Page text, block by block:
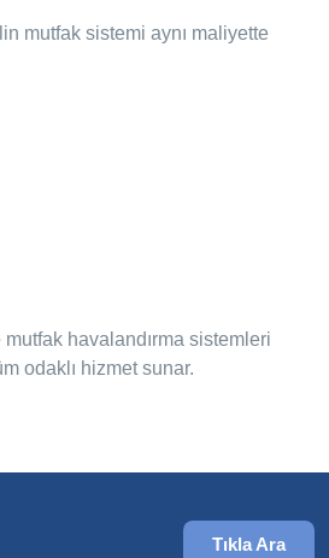
mutfak sistemi aynı maliyette
havalandırma sistemleri
odaklı hizmet sunar.
Tıkla Ara